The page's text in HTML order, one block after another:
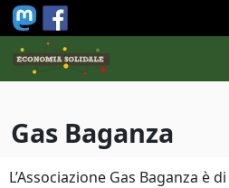
Salta al contenuto principale
Gas Baganza
L’Associazione Gas Baganza è di